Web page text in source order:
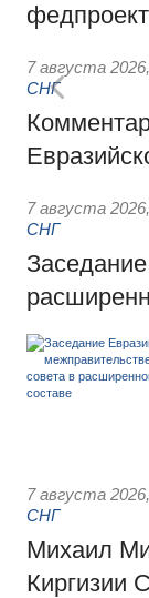
7 августа 2026,
СНГ
7 августа 2026,
СНГ
7 августа 2026,
СНГ
Михаил
Киргизии